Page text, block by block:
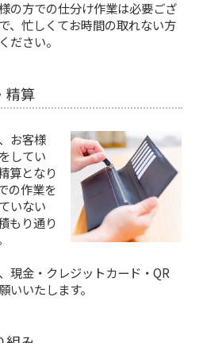
の方での仕分け作業は必要ござ
、忙しくてお時間の取れない方
ださい。
精算
お客様
してい
算となり
の作業を
いない
もり通り
現金・クレジットカード・QR
いいたします。